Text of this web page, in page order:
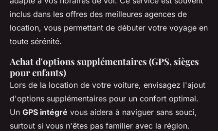
inclus dans les offres des meilleures agences de
location, vous permettant de débuter votre voyage en
toute sérénité.
Achat d'options supplémentaires (GPS, sièges
pour enfants)
Lors de la location de votre voiture, envisagez l'ajout
d'options supplémentaires pour un confort optimal.
Un GPS intégré vous aidera à naviguer sans souci,
surtout si vous n'êtes pas familier avec la région.